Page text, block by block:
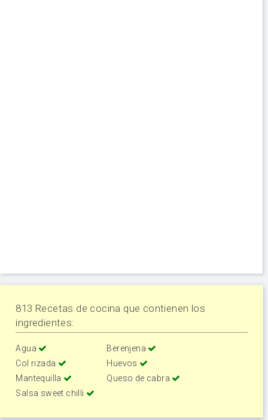
813 Recetas de cocina que contienen los
ingredientes:
Agua
Berenjena
Col rizada
Huevos
Mantequilla
Queso de cabra
Salsa sweet chilli